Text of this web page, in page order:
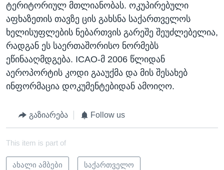
ტერიტორიულ მთლიანობას. ოკუპირებული
აფხაზეთის თავზე ცის გახსნა საქართველოს
ხელისუფლების ნებართვის გარეშე შეუძლებელია,
რადგან ეს საერთაშორისო ნორმებს
ეწინააღმდგება. ICAO-მ 2006 წლიდან
აეროპორტის კოდი გააუქმა და მის შესახებ
ინფორმაცია დოკუმენტებიდან ამოიღო.
გაზიარება Follow us
This item is part of
ახალი ამბები საქართველო